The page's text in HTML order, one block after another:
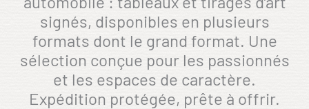
signés, disponibles en plusieurs
formats dont le grand format. Une
sélection conçue pour les passionnés
et les espaces de caractère.
Expédition protégée, prête à offrir.